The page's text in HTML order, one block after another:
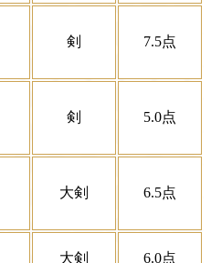
剣 7.5点
剣 5.0点
大剣 6.5点
大剣 6.0点